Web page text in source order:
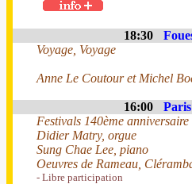
18:30
Voyage, Voyage
Anne Le Coutour et Michel
16:00
Festivals 140ème
Didier Matry, orgue
Sung Chae Lee, piano
Oeuvres de Rameau,
- Libre participation